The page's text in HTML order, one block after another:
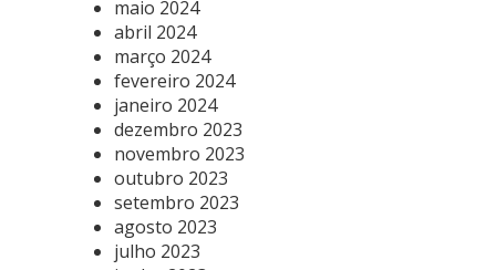
maio 2024
abril 2024
março 2024
fevereiro 2024
janeiro 2024
dezembro 2023
novembro 2023
outubro 2023
setembro 2023
agosto 2023
julho 2023